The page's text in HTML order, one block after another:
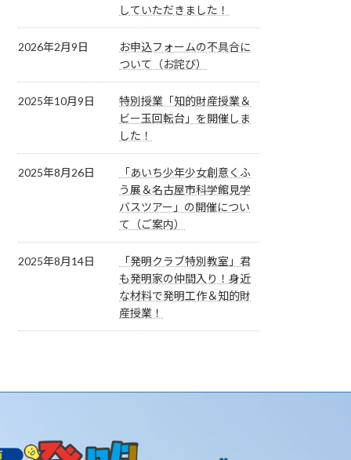
していただきました！
2026年2月9日
お申込フォームの不具合に
ついて（お詫び）
2025年10月9日
特別授業「知的財産授業＆
ビー玉回転台」を開催しま
した！
2025年8月26日
「あいち少年少女創意くふ
う展＆名古屋市科学館見学
バスツアー」の開催につい
て（ご案内）
2025年8月14日
「発明クラブ特別教室」君
も発明家の仲間入り！身近
な材料で発明工作＆知的財
産授業！